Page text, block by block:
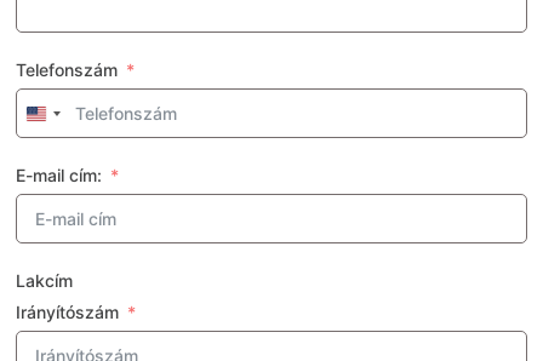
Telefonszám
U
n
i
t
e
d
S
a
t
E-mail cím:
Lakcím
Irányítószám